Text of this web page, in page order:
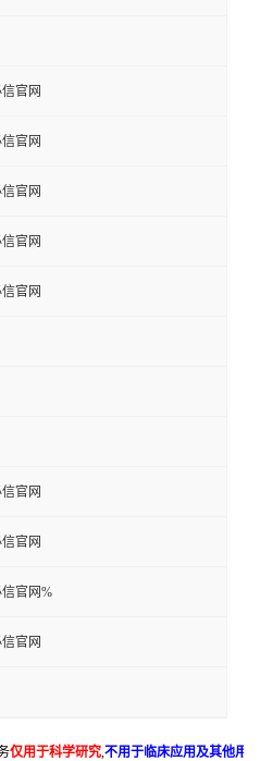
官网
官网
官网
官网
官网
官网
官网
信官网%
官网
仅用于科学研究,不用于临床应用及其他用